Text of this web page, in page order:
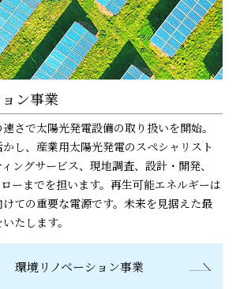
ン事業
さで太陽光発電設備の取り扱いを開始。
し、産業用太陽光発電のスペシャリスト
ングサービス、現地調査、設計・開発、
ーまでを担います。再生可能エネルギーは
ての重要な電源です。未来を見据えた最
たします。
環境リノベーション事業